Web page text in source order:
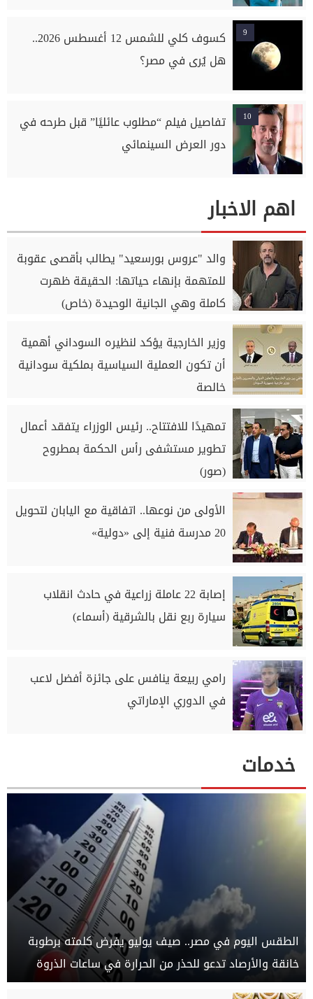
9
كسوف كلي للشمس 12 أغسطس 2026..
هل يُرى في مصر؟
10
تفاصيل فيلم “مطلوب عائليًا” قبل طرحه في
دور العرض السينمائي
اهم الاخبار
والد "عروس بورسعيد" يطالب بأقصى عقوبة
للمتهمة بإنهاء حياتها: الحقيقة ظهرت
كاملة وهي الجانية الوحيدة (خاص)
وزير الخارجية يؤكد لنظيره السوداني أهمية
أن تكون العملية السياسية بملكية سودانية
خالصة
تمهيدًا للافتتاح.. رئيس الوزراء يتفقد أعمال
تطوير مستشفى رأس الحكمة بمطروح
(صور)
الأولى من نوعها.. اتفاقية مع اليابان لتحويل
20 مدرسة فنية إلى «دولية»
إصابة 22 عاملة زراعية في حادث انقلاب
سيارة ربع نقل بالشرقية (أسماء)
رامي ربيعة ينافس على جائزة أفضل لاعب
في الدوري الإماراتي
خدمات
الطقس اليوم في مصر.. صيف يوليو يفرض كلمته برطوبة
خانقة والأرصاد تدعو للحذر من الحرارة في ساعات الذروة